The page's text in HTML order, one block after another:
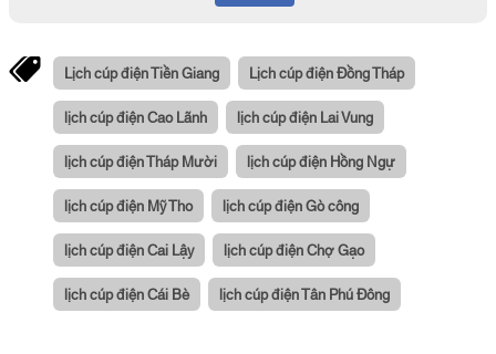
Lịch cúp điện Tiền Giang Lịch cúp điện Đồng Tháp
lịch cúp điện Cao Lãnh lịch cúp điện Lai Vung
lịch cúp điện Tháp Mười lịch cúp điện Hồng Ngự
lịch cúp điện Mỹ Tho lịch cúp điện Gò công
lịch cúp điện Cai Lậy lịch cúp điện Chợ Gạo
lịch cúp điện Cái Bè lịch cúp điện Tân Phú Đông